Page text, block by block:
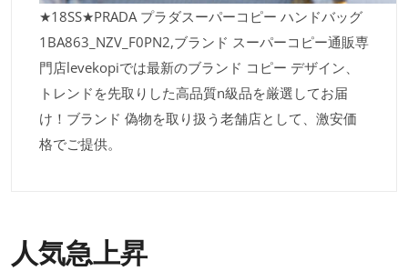
★18SS★PRADA プラダスーパーコピー ハンドバッグ
1BA863_NZV_F0PN2,ブランド スーパーコピー通販専
門店levekopiでは最新のブランド コピー デザイン、
トレンドを先取りした高品質n級品を厳選してお届
け！ブランド 偽物を取り扱う老舗店として、激安価
格でご提供。
人気急上昇